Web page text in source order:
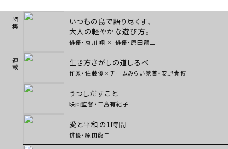
特集
いつもの島で語り尽くす、
大人の軽やかな遊び方。
俳優・哀川 翔 × 俳優・原田龍二
連載 生き方さがしの道しるべ
作家・佐藤優×チームみらい党首・安野貴博
うつしだすこと
映画監督・三島有紀子
愛と平和の1時間
俳優・原田龍二